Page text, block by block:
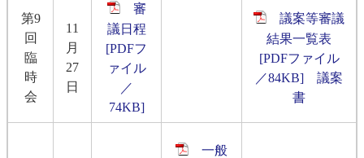
第9
回
臨
時
会
11
月
27
日
審
議日程
[PDFフ
ァイル
／
74KB]
議案等審議
結果一覧表
[PDFファイル
／84KB]
議案
書
一般